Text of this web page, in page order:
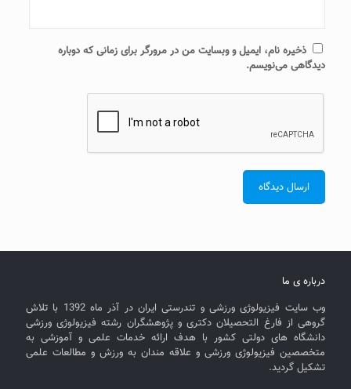
ذخیره نام، ایمیل و وبسایت من در مرورگر برای زمانی که دوباره
دیدگاهی می‌نویسم.
درباره ی ما
وب سایت فیزیولوژی ورزشی و تندرستی ایران در آذر ماه 1392 با تلاش
گروهی از فارغ التحصیلان دکتری و پژوهشگران رشته فیزیولوژی ورزشی
دانشگاه های دولتی کشور با هدف ارائه خدمات علمی و آموزشی به
متخصصین فیزیولوژی ورزشی و علاقه مندان به ورزش و مطالعات علمی
تشکیل گردید.